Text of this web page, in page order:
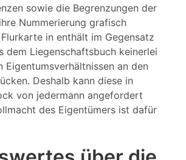
sowie die Begrenzungen der
Nummerierung grafisch
in enthält im Gegensatz
dem Liegenschaftsbuch keinerlei
Eigentumsverhältnissen an den
Deshalb kann diese in
von jedermann angefordert
des Eigentümers ist dafür